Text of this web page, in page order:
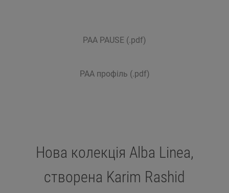
PAA PAUSE (.pdf)
PAA профіль (.pdf)
Нова колекція Alba Linea,
створена Karim Rashid